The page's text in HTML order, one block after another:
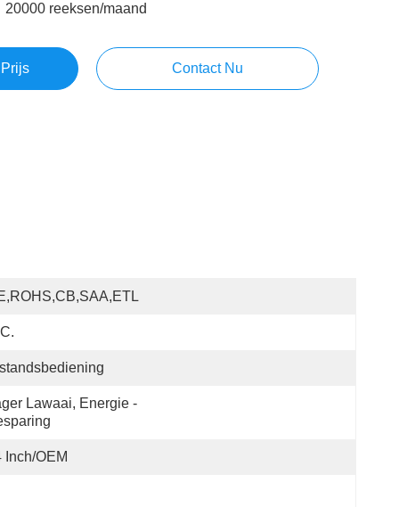
20000 reeksen/maand
Contact Nu
Lawaai, Energie -
Inch/OEM